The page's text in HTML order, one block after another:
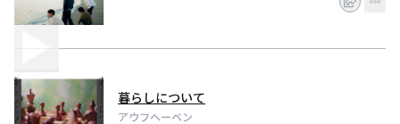
暮らしについて
アウフヘーベン